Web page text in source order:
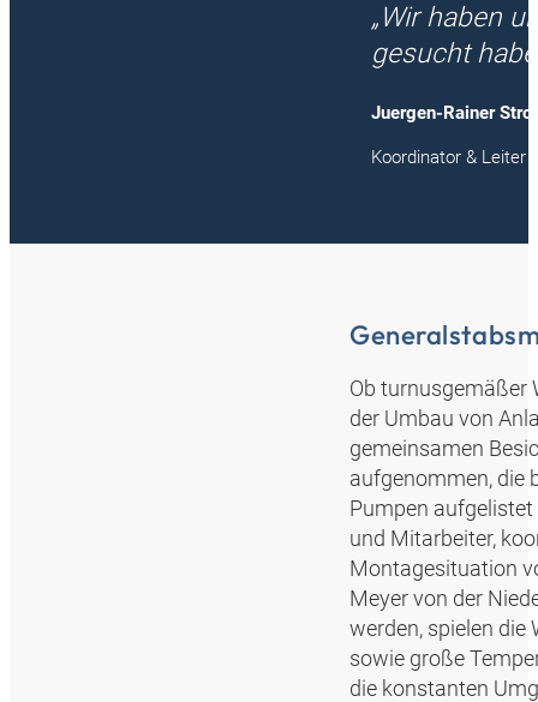
„Wir haben
gesucht
Juergen-Rainer
Koordinator & Leiter
Ob turnusgemäßer
der Umbau von
gemeinsamen
aufgenommen, die
Pumpen
und Mitarbeiter,
Montagesituation
Meyer von der
werden, spielen die
sowie große
die konstanten